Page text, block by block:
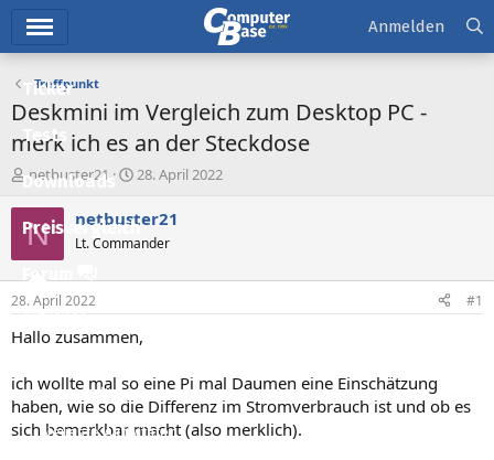
Ticker
Tests
Downloads
Preisvergleich
Forum
Aktuelles
Neue Beiträge
Neueste Aktivitäten
Anmelden
Treffpunkt
Deskmini im Vergleich zum Desktop PC -
merk ich es an der Steckdose
E
r
s
t
e
r
netbuster21
E
s
e
t
a
m
28. April 2022
N netbuster21
Lt. Commander
28. April 2022 #1
Hallo zusammen,
ich wollte mal so eine Pi mal Daumen eine Einschätzung
haben, wie so die Differenz im Stromverbrauch ist und ob es
sich bemerkbar macht (also merklich).